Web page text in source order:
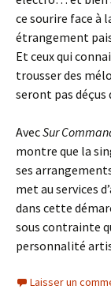
ce sourire face à
étrangement
Et ceux qui
trousser des
seront pas déçus
AvecSur
montre que la
ses
met au services
dans cette
sous contrainte
personnalité
Laisser un